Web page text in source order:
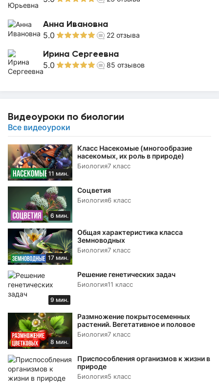
Анна Ивановна
5.0 22 отзыва
Ирина Сергеевна
5.0 85 отзывов
Видеоуроки по биологии
Все видеоуроки
11 мин.
Класс Насекомые (многообразие
насекомых, их роль в природе)
Биология7 класс
6 мин.
Соцветия
Биология6 класс
17 мин.
Общая характеристика класса
Земноводных
Биология7 класс
9 мин.
Решение генетических задач
Биология11 класс
8 мин.
Размножение покрытосеменных
растений. Вегетативное и половое
Биология7 класс
Приспособления организмов к жизни в
природе
Биология5 класс